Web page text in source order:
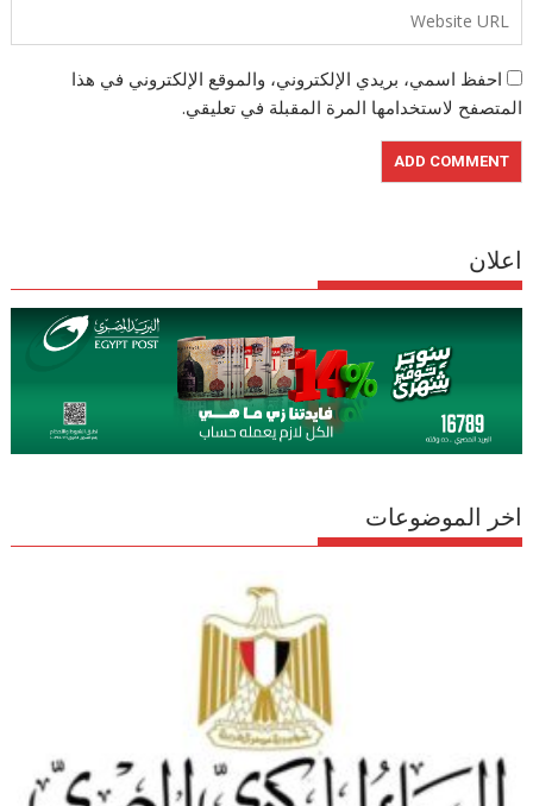
احفظ اسمي، بريدي الإلكتروني، والموقع الإلكتروني في هذا
المتصفح لاستخدامها المرة المقبلة في تعليقي.
اعلان
اخر الموضوعات